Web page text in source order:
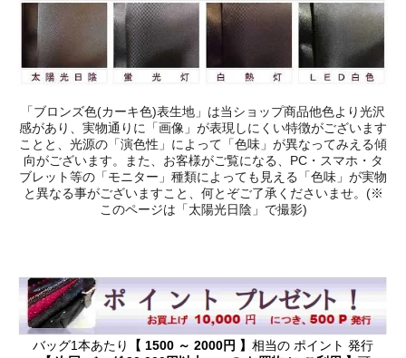
「ブロンズ色(カーキ色)表生地」は当ショップ商品他色より光沢
感があり、実物通りに「画像」が表現しにくい特徴がございます
ことと、光源の「演色性」によって「色味」が異なってみえる傾
向がございます。また、お客様がご覧になる、PC・スマホ・タ
ブレット等の「モニター」種類によっても見える「色味」が実物
と異なる事がございますこと、何とぞご了承くださいませ。(※
このページは「太陽光日陰」で撮影)
バッグ1本あたり 【 1500 ～ 2000円 】 相当の ポイント 発行